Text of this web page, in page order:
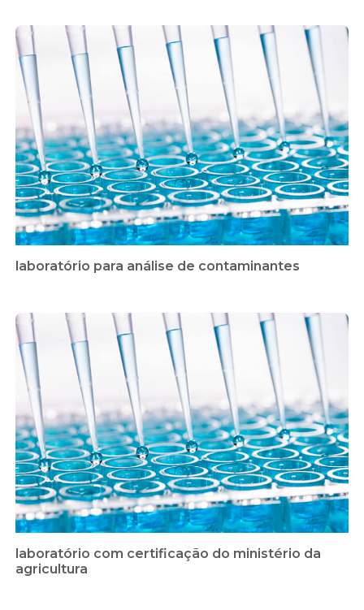
laboratório para análise de contaminantes
laboratório com certificação do ministério da
agricultura